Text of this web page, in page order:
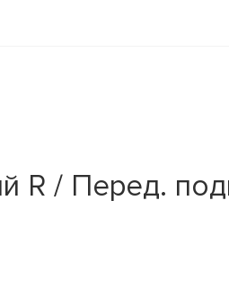
R / Перед.